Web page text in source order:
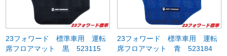
23フォワード 標準車用 運転
席フロアマット 黒 523115
23フォワード 標準車用 運転
席フロアマット 青 523184